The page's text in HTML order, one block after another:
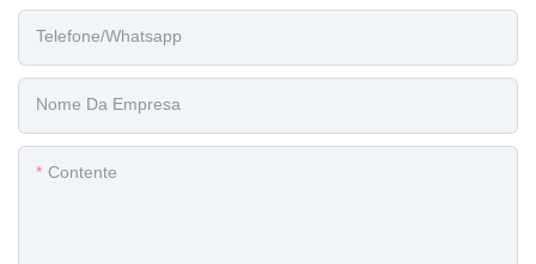
Telefone/whatsapp
Nome Da Empresa
Contente